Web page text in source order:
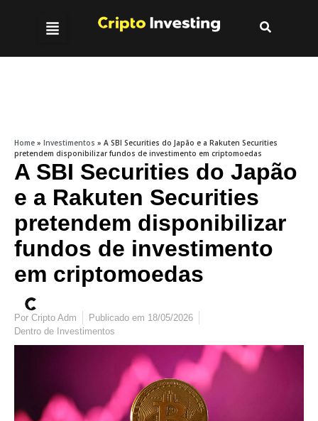
Home » Investimentos » A SBI Securities do Japão e a Rakuten Securities
pretendem disponibilizar fundos de investimento em criptomoedas
A SBI Securities do Japão
e a Rakuten Securities
pretendem disponibilizar
fundos de investimento
em criptomoedas
Por Cripto Adm Publicado em 18/05/2026
Dentro de Investimentos